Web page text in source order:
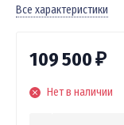
Все характеристики
109 500₽
Нет в наличии